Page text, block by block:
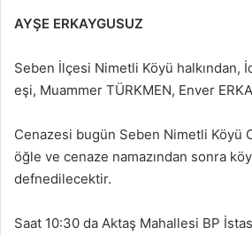
AYŞE ERKAYGUSUZ
Seben İlçesi Nimetli Köyü halkından,
eşi, Muammer TÜRKMEN, Enver
Cenazesi bugün Seben Nimetli Köyü
öğle ve cenaze namazından sonra köy
defnedilecektir.
Saat 10:30 da Aktaş Mahallesi BP